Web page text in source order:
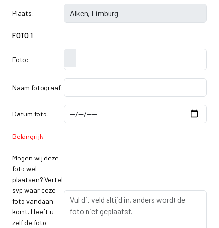
Plaats:
FOTO 1
Foto:
Naam fotograaf:
Datum foto:
Belangrijk!
Mogen wij deze
foto wel
plaatsen? Vertel
svp waar deze
foto vandaan
komt. Heeft u
zelf de foto